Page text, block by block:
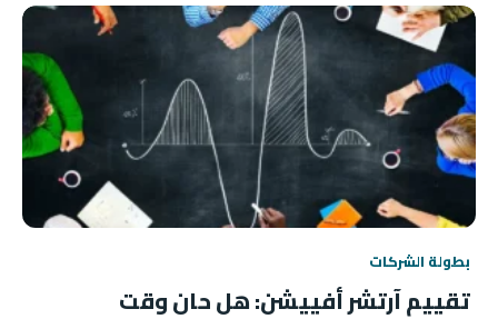
بطولة الشركات
تقييم آرتشر أفييشن: هل حان وقت